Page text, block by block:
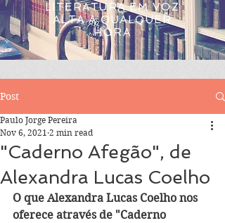
LITERATURA EM VOZ
ALTA A QUALQUER
HORA
Post
"Caderno Afegão", de
Alexandra Lucas Coelho
Paulo Jorge Pereira
Nov 6, 2021 2 min read
O que Alexandra Lucas Coelho nos
oferece através de "Caderno